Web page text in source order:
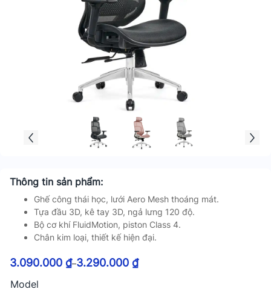
Thông tin sản phẩm:
Ghế công thái học, lưới Aero Mesh thoáng mát.
Tựa đầu 3D, kê tay 3D, ngả lưng 120 độ.
Bộ cơ khí FluidMotion, piston Class 4.
Chân kim loại, thiết kế hiện đại.
3.090.000 ₫–3.290.000 ₫
Model